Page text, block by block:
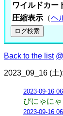
ワイルドカー
圧縮表示 （ヘ
Back to the list
2023_09_16 (土
2023-09-16
ぴにゃに
2023-09-16